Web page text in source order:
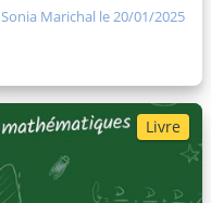
Sonia Marichal le 20/01/2025
Livre